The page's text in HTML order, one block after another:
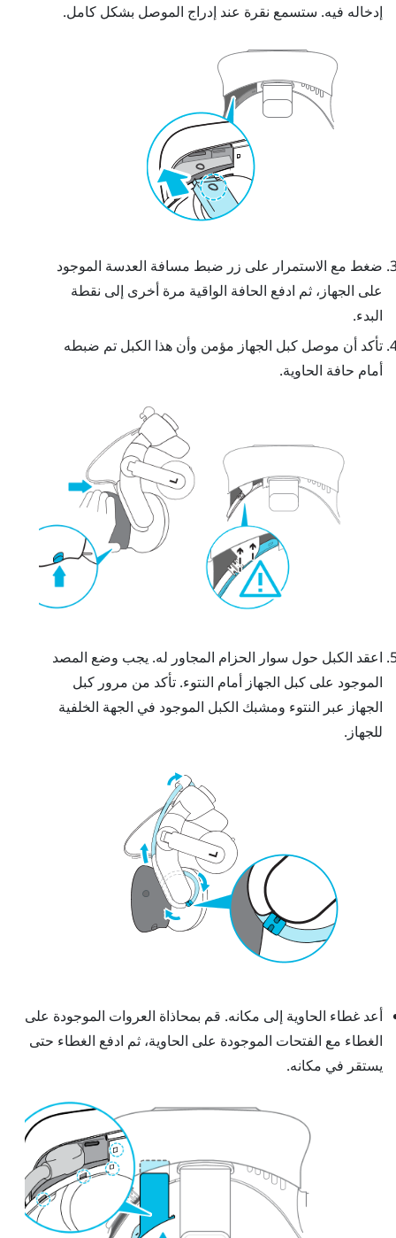
إدخاله فيه. ستسمع نقرة عند إدراج الموصل بشكل كامل.
ضغط مع الاستمرار على زر ضبط مسافة العدسة الموجود
على الجهاز، ثم ادفع الحافة الواقية مرة أخرى إلى نقطة
البدء.
تأكد أن موصل كبل الجهاز مؤمن وأن هذا الكبل تم ضبطه
أمام حافة الحاوية.
اعقد الكبل حول سوار الحزام المجاور له. يجب وضع المصد
الموجود على كبل الجهاز أمام النتوء. تأكد من مرور كبل
الجهاز عبر النتوء ومشبك الكبل الموجود في الجهة الخلفية
للجهاز.
أعد غطاء الحاوية إلى مكانه. قم بمحاذاة العروات الموجودة على
الغطاء مع الفتحات الموجودة على الحاوية، ثم ادفع الغطاء حتى
يستقر في مكانه.